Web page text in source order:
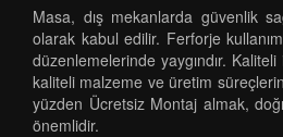
Masa, dış mekanlarda güvenlik
olarak kabul edilir. Ferforje
düzenlemelerinde yaygındır.
kaliteli malzeme ve üretim
yüzden Ücretsiz Montaj almak,
önemlidir.